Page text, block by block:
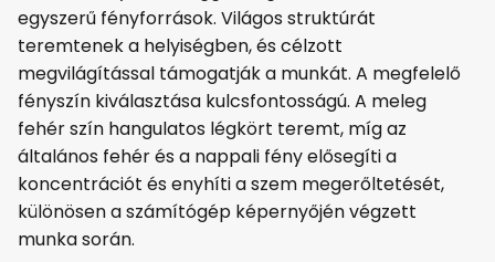
egyszerű fényforrások. Világos struktúrát
teremtenek a helyiségben, és célzott
megvilágítással támogatják a munkát. A megfelelő
fényszín kiválasztása kulcsfontosságú. A meleg
fehér szín hangulatos légkört teremt, míg az
általános fehér és a nappali fény elősegíti a
koncentrációt és enyhíti a szem megerőltetését,
különösen a számítógép képernyőjén végzett
munka során.